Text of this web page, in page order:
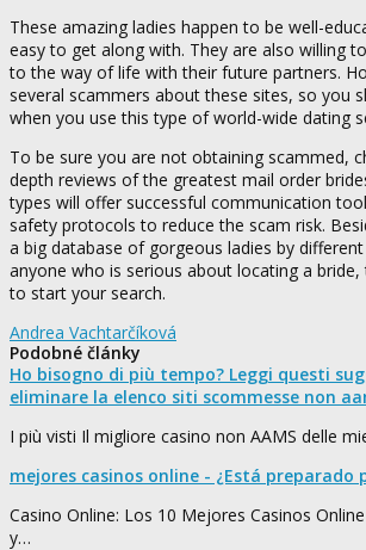
These amazing ladies happen to be well-
easy to get along with. They are also willing
to the way of life with their future partners.
several scammers about these sites, so you
when you use this type of world-wide dating
To be sure you are not obtaining scammed,
depth reviews of the greatest mail order
types will offer successful communication
safety protocols to reduce the scam risk.
a big database of gorgeous ladies by
anyone who is serious about locating a bride,
to start your search.
Andrea Vachtarčíková
Podobné články
Ho bisogno di più tempo? Leggi questi
eliminare la elenco siti scommesse non
I più visti Il migliore casino non AAMS delle
mejores casinos online - ¿Está preparado
Casino Online: Los 10 Mejores Casinos
y…